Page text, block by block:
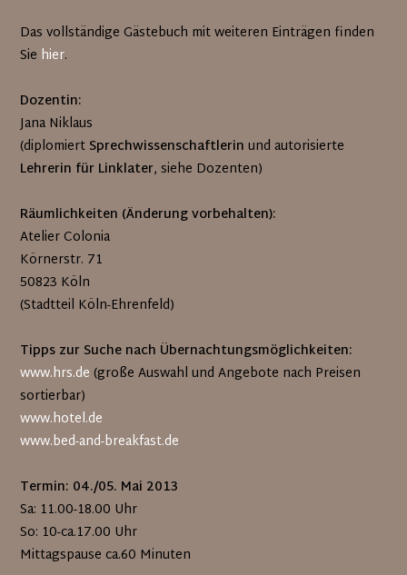
Das vollständige Gästebuch mit weiteren Einträgen finden
Sie hier.
Dozentin:
Jana Niklaus
(diplomiert Sprechwissenschaftlerin und autorisierte
Lehrerin für Linklater, siehe Dozenten)
Räumlichkeiten (Änderung vorbehalten):
Atelier Colonia
Körnerstr. 71
50823 Köln
(Stadtteil Köln-Ehrenfeld)
Tipps zur Suche nach Übernachtungsmöglichkeiten:
www.hrs.de (große Auswahl und Angebote nach Preisen
sortierbar)
www.hotel.de
www.bed-and-breakfast.de
Termin: 04./05. Mai 2013
Sa: 11.00-18.00 Uhr
So: 10-ca.17.00 Uhr
Mittagspause ca.60 Minuten